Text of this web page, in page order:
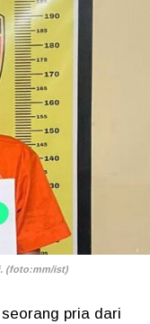
(foto:mm/ist)
pria dari